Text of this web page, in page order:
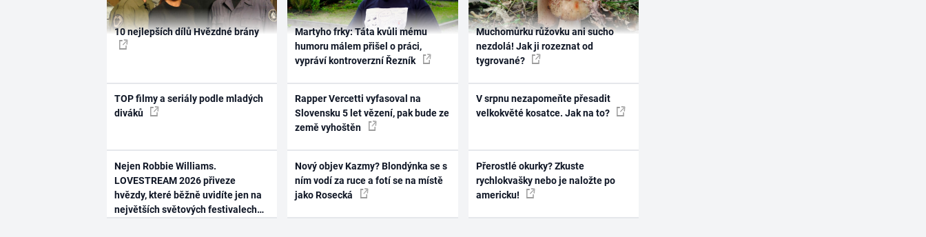
10 nejlepších dílů Hvězdné brány
TOP filmy a seriály podle mladých
diváků
Nejen Robbie Williams.
LOVESTREAM 2026 přiveze
hvězdy, které běžně uvidíte jen na
největších světových festivalech
Martyho frky: Táta kvůli mému
humoru málem přišel o práci,
vypráví kontroverzní Řezník
Rapper Vercetti vyfasoval na
Slovensku 5 let vězení, pak bude ze
země vyhoštěn
Nový objev Kazmy? Blondýnka se s
ním vodí za ruce a fotí se na místě
jako Rosecká
Muchomůrku růžovku ani sucho
nezdolá! Jak ji rozeznat od
tygrované?
V srpnu nezapomeňte přesadit
velkokvěté kosatce. Jak na to?
Přerostlé okurky? Zkuste
rychlokvašky nebo je naložte po
americku!